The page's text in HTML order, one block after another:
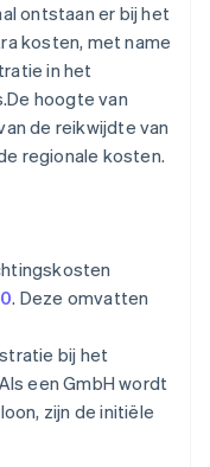
ontstaan er bij het
kosten, met name
in het
hoogte van
de reikwijdte van
regionale kosten.
. Deze omvatten
bij het
een GmbH wordt
zijn de initiële